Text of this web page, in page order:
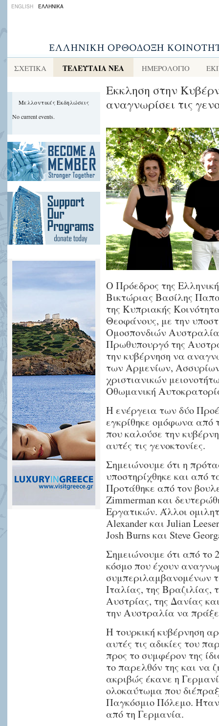
ENGLISH ΕΛΛΗΝΙΚΑ
ΣΧΕΤΙΚΑ ΤΕΛΕΥΤΑΙΑ ΝΕΑ ΗΜΕΡΟΛΟΓΙΟ
Μελλοντικές Εκδηλώσεις
No current events.
Εκκληση στην
αναγνωρίσει τις
Ο Πρόεδρος της
Βικτώριας Βασίλης
της Κυπριακής
Θεοφάνους, με την
Ομοσπονδιών
Πρωθυπουργό της
την κυβέρνηση να
των Αρμενίων,
χριστιανικών
Οθωμανική
Η ενέργεια των δύο
εγκρίθηκε ομόφωνα από
που καλούσε την
αυτές τις γενοκτονίες.
Σημειώνουμε ότι η
υποστηρίχθηκε και από
Προτάθηκε από τον
Zimmerman και
Εργατικών. Άλλοι
Alexander και Julian
Josh Burns και Steve
Σημειώνουμε ότι από το
κόσμο που έχουν
συμπεριλαμβανομένων
Ιταλίας, της Βραζιλίας,
Αυστρίας, της Δανίας
την Αυστραλία να
Η τουρκική κυβέρνηση
αυτές τις αδικίες του
προς το συμφέρον της
το παρελθόν της και να
ακριβώς έκανε η
ολοκαύτωμα που
Παγκόσμιο Πόλεμο.
από τη Γερμανία.